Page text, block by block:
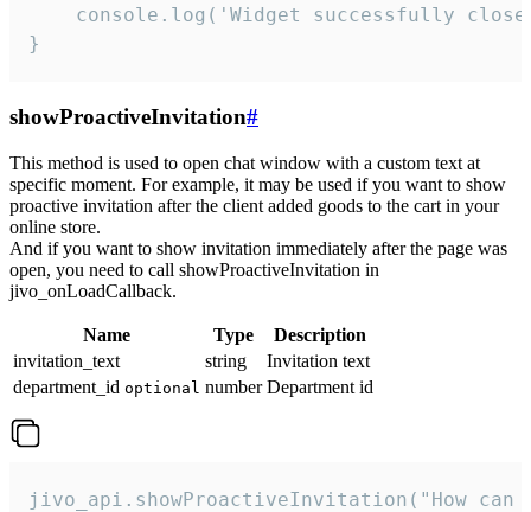
console.log('Widget successfully
}
showProactiveInvitation#
This method is used to open chat window with a custom text at
specific moment. For example, it may be used if you want to show
proactive invitation after the client added goods to the cart in your
online store.
And if you want to show invitation immediately after the page was
open, you need to call showProactiveInvitation in
jivo_onLoadCallback.
Name Type
Description
invitation_text
string
Invitation text
department_id optional number Department id
jivo_api.showProactiveInvitation("How